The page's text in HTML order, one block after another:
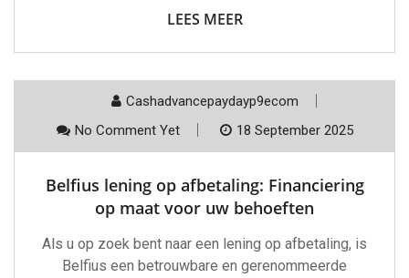
LEES MEER
Cashadvancepaydayp9ecom
No Comment Yet
18 September 2025
Belfius lening op afbetaling: Financiering
op maat voor uw behoeften
Als u op zoek bent naar een lening op afbetaling, is
Belfius een betrouwbare en gerenommeerde